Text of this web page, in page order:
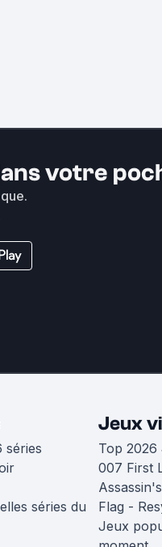
votre
séries
séries du
Jeux
Top 2026
007 First
Flag -
Jeux